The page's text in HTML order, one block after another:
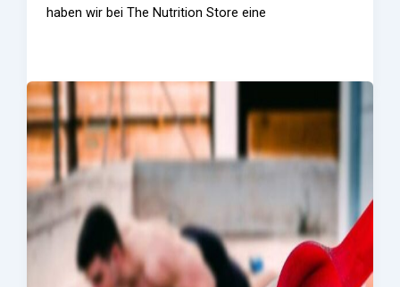
haben wir bei The Nutrition Store eine